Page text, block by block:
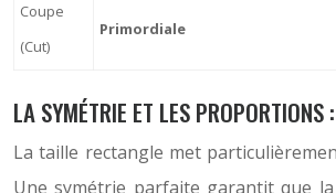
Coupe
(Cut)
Primordiale
LA SYMÉTRIE ET LES PROPORTIONS
La taille rectangle met
Une symétrie parfaite garantit que